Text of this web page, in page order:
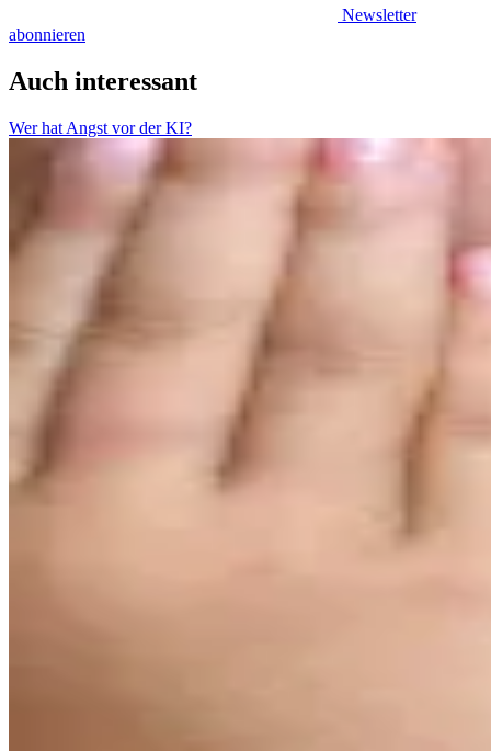
Newsletter
abonnieren
Auch interessant
Wer hat Angst vor der KI?